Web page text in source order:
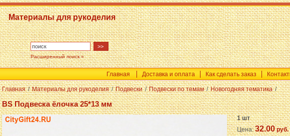
Материалы для рукоделия
Расширенный поиск »
Главная Доставка и оплата Как сделать заказ
Главная / Материалы для рукоделия / Подвески / Подвески по темам / Новогодняя тематика /
BS Подвеска ёлочка 25*13 мм
1 шт
Цена:32.00руб.